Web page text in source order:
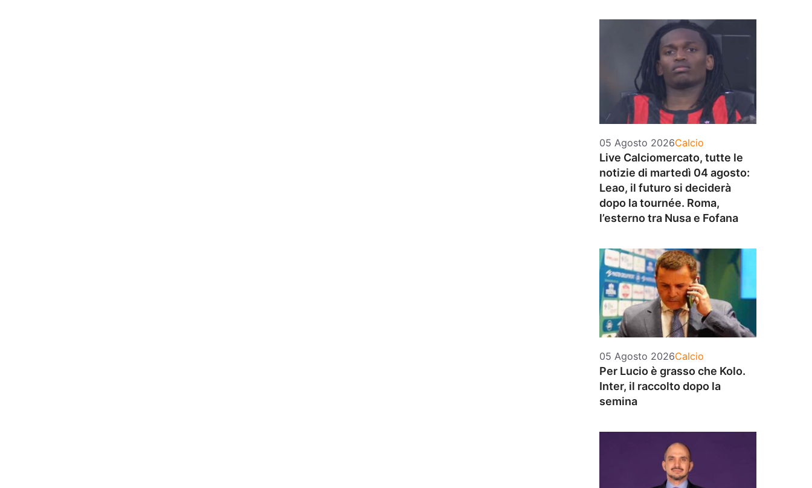
05 Agosto 2026Categorie
Calcio
Live Calciomercato, tutte le
notizie di martedì 04 agosto:
Leao, il futuro si deciderà
dopo la tournée. Roma,
l’esterno tra Nusa e Fofana
05 Agosto 2026Categorie
Calcio
Per Lucio è grasso che Kolo.
Inter, il raccolto dopo la
semina